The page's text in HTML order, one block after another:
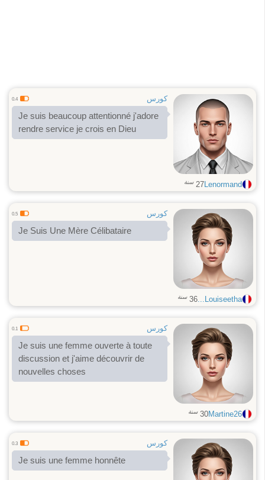
كورس 0.4
Je suis beaucoup attentionné j'adore
rendre service je crois en Dieu
Lenormand
27 سنة
كورس 0.5
Je Suis Une Mère Célibataire
Louiseetha...
36 سنة
كورس 0.1
Je suis une femme ouverte à toute
discussion et j'aime découvrir de
nouvelles choses
Martine26
30 سنة
كورس 0.3
Je suis une femme honnête